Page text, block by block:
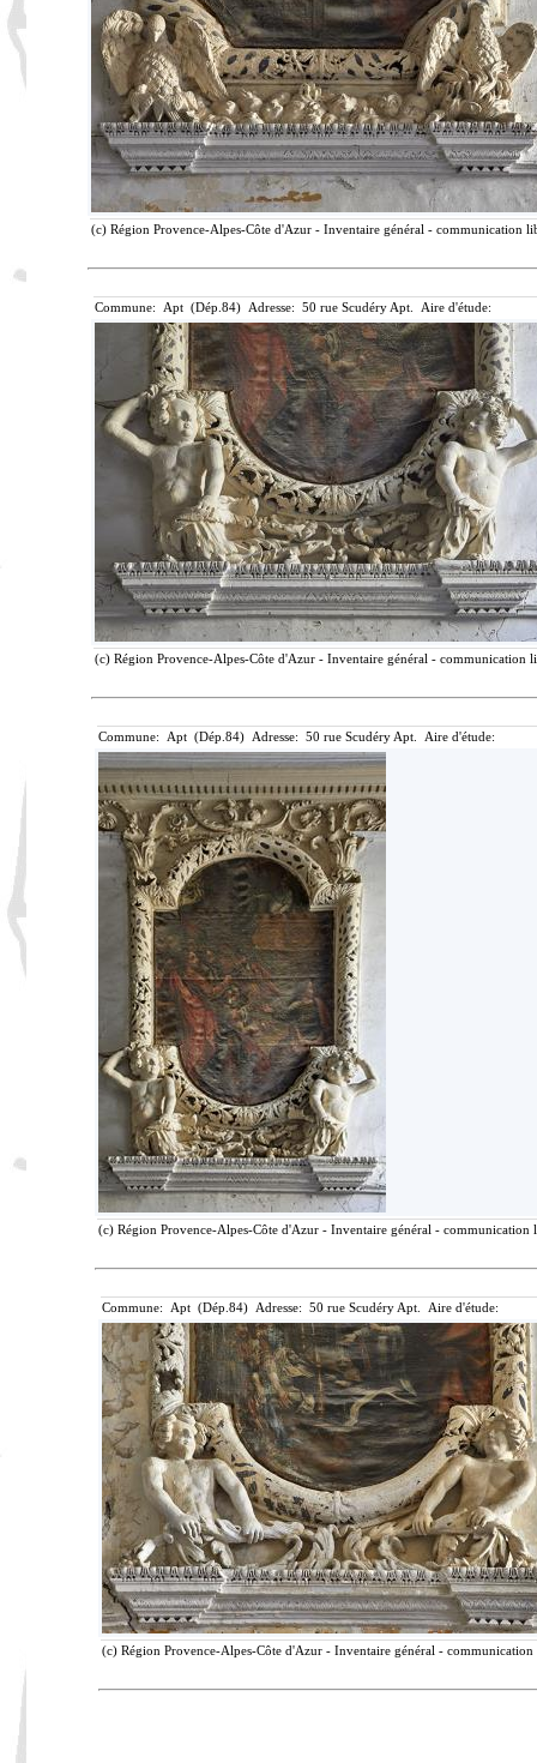
(c) Région Provence-Alpes-Côte d'Azur - Inventaire général - communication
Commune: Apt (Dép.84) Adresse: 50 rue Scudéry Apt. Aire d'étude:
(c) Région Provence-Alpes-Côte d'Azur - Inventaire général - communication
Commune: Apt (Dép.84) Adresse: 50 rue Scudéry Apt. Aire d'étude:
(c) Région Provence-Alpes-Côte d'Azur - Inventaire général -
Commune: Apt (Dép.84) Adresse: 50 rue Scudéry Apt. Aire d'étude:
(c) Région Provence-Alpes-Côte d'Azur - Inventaire général -